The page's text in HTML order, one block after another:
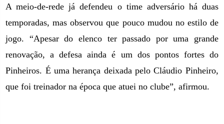
A meio-de-rede já defendeu o time adversário há duas
temporadas, mas observou que pouco mudou no estilo de
jogo. “Apesar do elenco ter passado por uma grande
renovação, a defesa ainda é um dos pontos fortes do
Pinheiros. É uma herança deixada pelo Cláudio Pinheiro,
que foi treinador na época que atuei no clube”, afirmou.